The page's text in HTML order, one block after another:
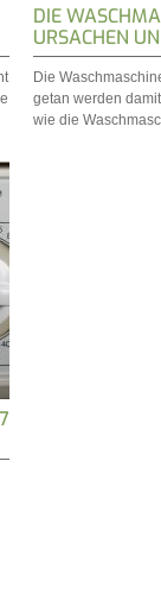
DIE
URSACHEN
Die
getan werden
wie die